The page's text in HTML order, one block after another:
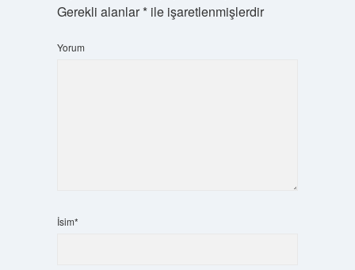
Gerekli alanlar*ile işaretlenmişlerdir
Yorum
İsim*